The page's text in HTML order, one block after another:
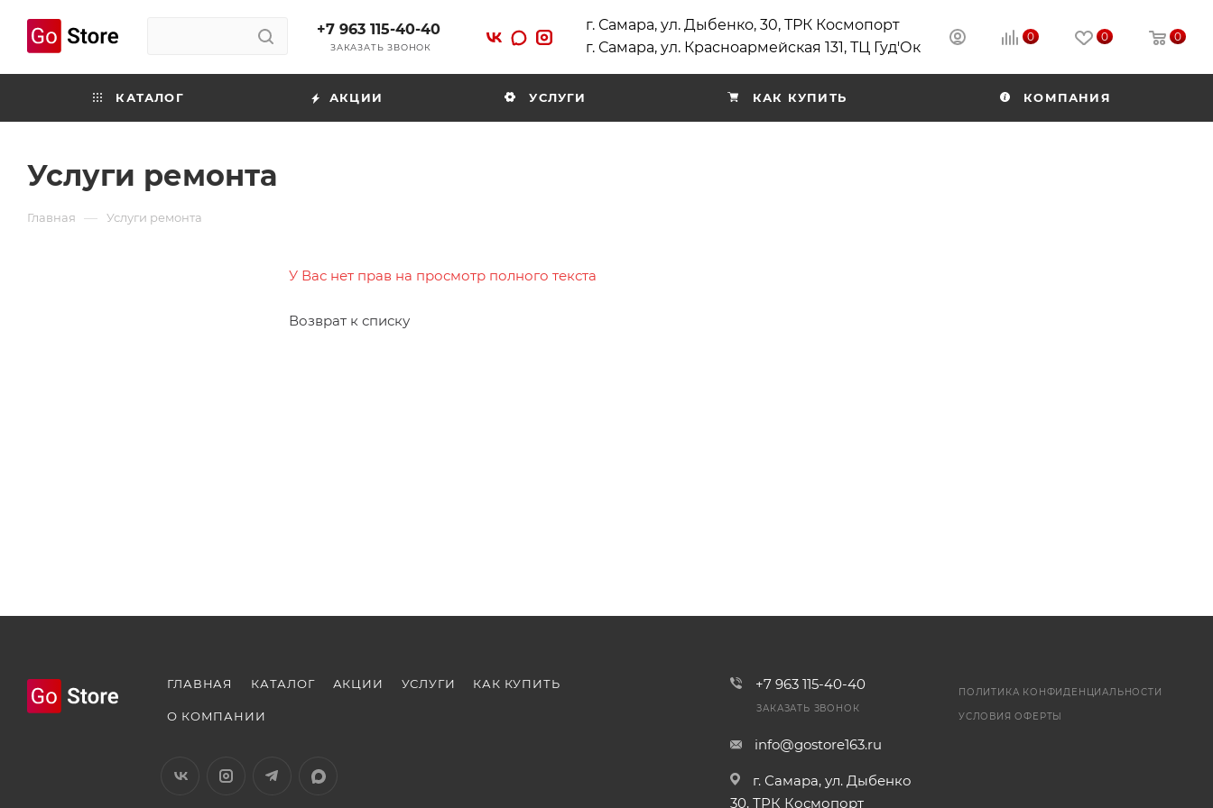
+7 963 115-40-40
ЗАКАЗАТЬ ЗВОНОК
г. Самара, ул. Дыбенко, 30, ТРК Космопорт
г. Самара, ул. Красноармейская 131, ТЦ Гуд'Ок
0 0 0
КАТАЛОГ АКЦИИ УСЛУГИ КАК КУПИТЬ КОМПАНИЯ
Услуги ремонта
Главная — Услуги ремонта
У Вас нет прав на просмотр полного текста
Возврат к списку
ГЛАВНАЯ КАТАЛОГ АКЦИИ УСЛУГИ КАК КУПИТЬ
О КОМПАНИИ
+7 963 115-40-40
ЗАКАЗАТЬ ЗВОНОК
info@gostore163.ru
г. Самара, ул. Дыбенко
30, ТРК Космопорт
ПОЛИТИКА КОНФИДЕНЦИАЛЬНОСТИ
УСЛОВИЯ ОФЕРТЫ